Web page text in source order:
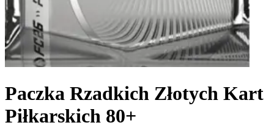
Paczka Rzadkich Złotych Kart
Piłkarskich 80+